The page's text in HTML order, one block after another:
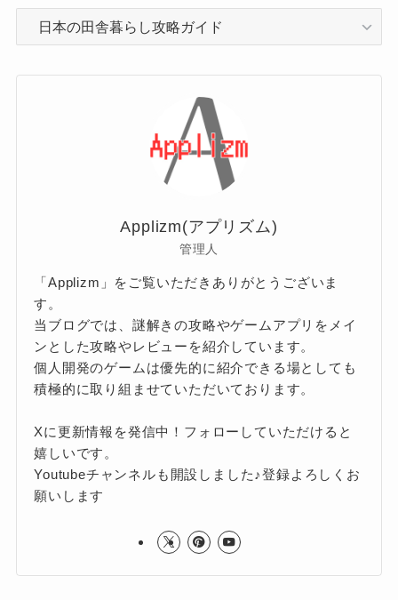
Applizm(アプリズム)
管理人
「Applizm」をご覧いただきありがとうございま
す。
当ブログでは、謎解きの攻略やゲームアプリをメイ
ンとした攻略やレビューを紹介しています。
個人開発のゲームは優先的に紹介できる場としても
積極的に取り組ませていただいております。
Xに更新情報を発信中！フォローしていただけると
嬉しいです。
Youtubeチャンネルも開設しました♪登録よろしくお
願いします